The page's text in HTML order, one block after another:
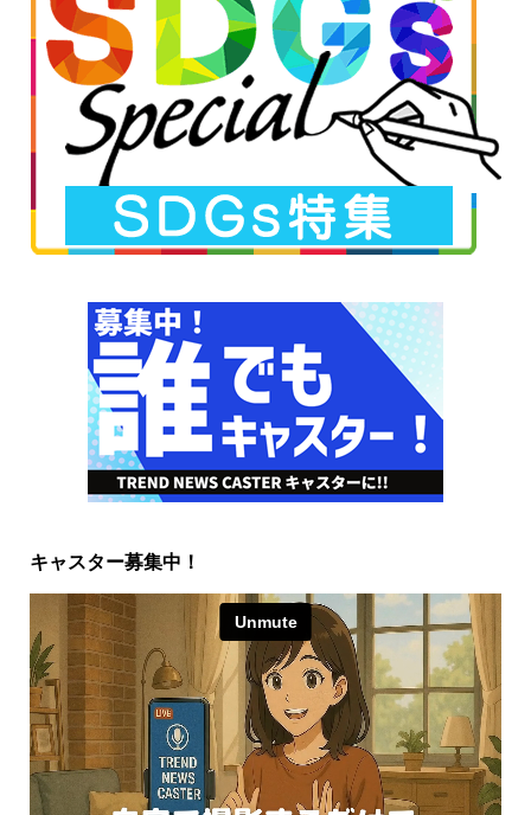
キャスター募集中！